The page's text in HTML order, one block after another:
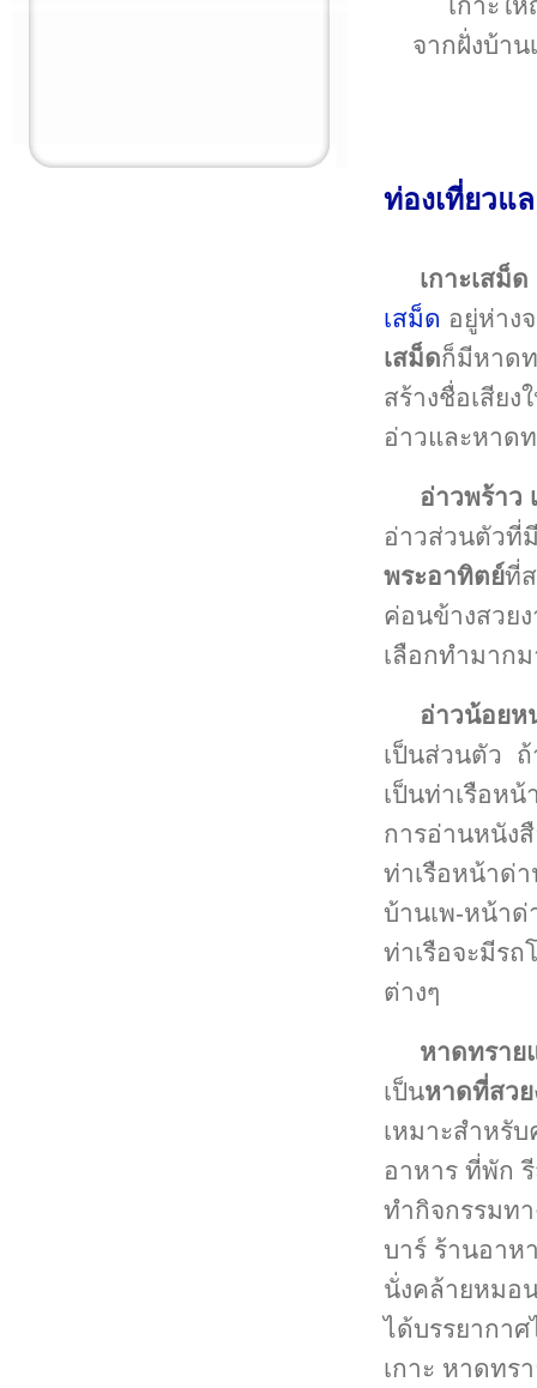
จากฝั่งบ้าน
ท่องเที่ยวแ
เกาะเสม็ด
เสม็ด อยู่ห่าง
เสม็ดก็มีหาด
สร้างชื่อเสียง
อ่าวและหาด
อ่าวพร้าว
อ่าวส่วนตัวที่
พระอาทิตย์ที่
ค่อนข้างสวย
เลือกทำมาก
อ่าวน้อยห
เป็นส่วนตัว ถ้
เป็นท่าเรือห
การอ่านหนัง
ท่าเรือหน้าด่า
บ้านเพ-หน้า
ท่าเรือจะมีร
ต่างๆ
หาดทราย
เป็นหาดที่สวย
เหมาะสำหรั
อาหาร ที่พัก
ทำกิจกรรมท
บาร์ ร้านอาห
นั่งคล้ายหมอ
ได้บรรยากา
เกาะ หาดทร